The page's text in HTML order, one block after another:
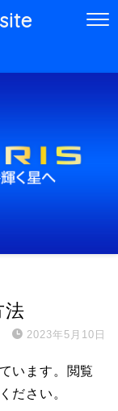
法
2023年5月10日
います。閲覧
ださい。